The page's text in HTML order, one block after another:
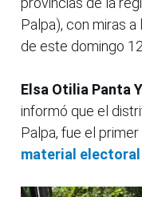
Palpa), con miras
de este domingo 12
Elsa Otilia Panta
informó que el
Palpa, fue el
material electoral